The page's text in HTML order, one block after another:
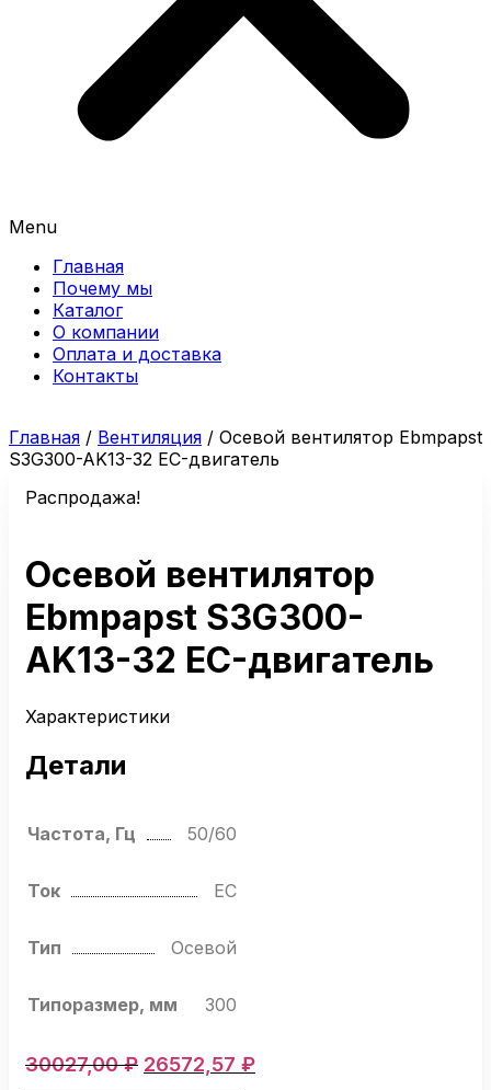
Menu
Главная
Почему мы
Каталог
О компании
Оплата и доставка
Контакты
Главная / Вентиляция / Осевой вентилятор Ebmpapst
S3G300-AK13-32 EC-двигатель
Распродажа!
Осевой вентилятор
Ebmpapst S3G300-
AK13-32 EC-двигатель
Характеристики
Детали
Частота, Гц 50/60
Ток EC
Тип Осевой
Типоразмер, мм 300
30027,00₽ Первоначальная
26572,57 ₽Текущая